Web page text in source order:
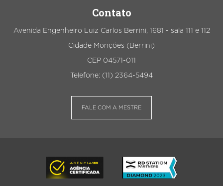
Contato
Avenida Engenheiro Luiz Carlos Berrini, 1681 - sala 111 e 112
Cidade Monções (Berrini)
CEP 04571-011
Telefone: (11) 2364-5494
FALE COM A MESTRE